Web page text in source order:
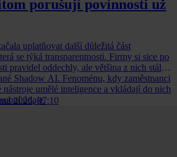
porušují povinnosti už
uplatňovat další důležitá část
se týká transparentnosti. Firmy si sice po
pravidel oddechly, ale většina z nich stále
Shadow AI. Fenoménu, kdy zaměstnanci
umělé inteligence a vkládají do nich
údaje.
2026, 07:10